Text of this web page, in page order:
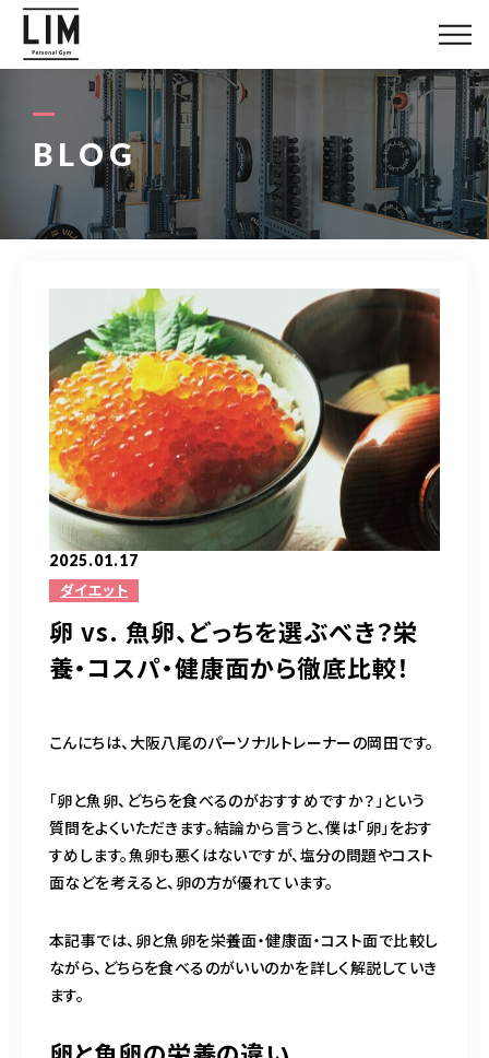
BLOG
2025.01.17
ダイエット
卵 vs. 魚卵、どっちを選ぶべき？栄
養・コスパ・健康面から徹底比較！
こんにちは、大阪八尾のパーソナルトレーナーの岡田です。
「卵と魚卵、どちらを食べるのがおすすめですか？」という
質問をよくいただきます。結論から言うと、僕は「卵」をおす
すめします。魚卵も悪くはないですが、塩分の問題やコスト
面などを考えると、卵の方が優れています。
本記事では、卵と魚卵を栄養面・健康面・コスト面で比較し
ながら、どちらを食べるのがいいのかを詳しく解説していき
ます。
LIMについて
料金システム
お客様の声
ブログ
アクセス
080-1447-8058
完全予約制（日曜除く）